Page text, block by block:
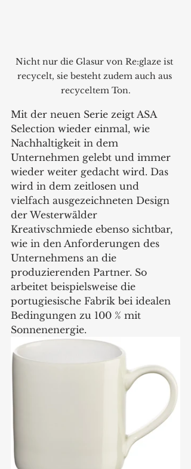
Nicht nur die Glasur von Re:glaze ist
recycelt, sie besteht zudem auch aus
recyceltem Ton.
Mit der neuen Serie zeigt ASA
Selection wieder einmal, wie
Nachhaltigkeit in dem
Unternehmen gelebt und immer
wieder weiter gedacht wird. Das
wird in dem zeitlosen und
vielfach ausgezeichneten Design
der Westerwälder
Kreativschmiede ebenso sichtbar,
wie in den Anforderungen des
Unternehmens an die
produzierenden Partner. So
arbeitet beispielsweise die
portugiesische Fabrik bei idealen
Bedingungen zu 100 % mit
Sonnenenergie.